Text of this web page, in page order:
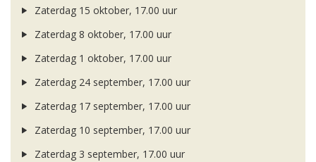
Zaterdag 15 oktober, 17.00 uur
Zaterdag 8 oktober, 17.00 uur
Zaterdag 1 oktober, 17.00 uur
Zaterdag 24 september, 17.00 uur
Zaterdag 17 september, 17.00 uur
Zaterdag 10 september, 17.00 uur
Zaterdag 3 september, 17.00 uur